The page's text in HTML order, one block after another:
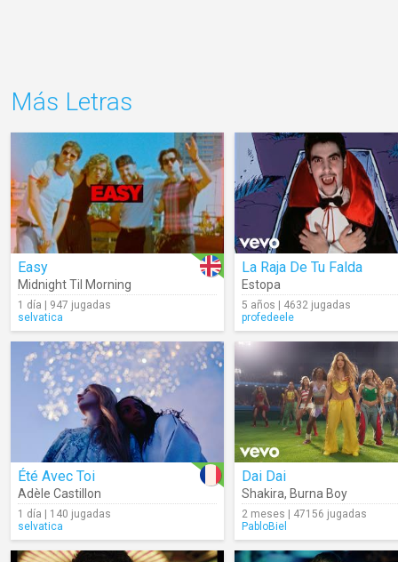
Más Letras
Easy
Midnight Til Morning
1 día | 947 jugadas
selvatica
La Raja De Tu Falda
Estopa
5 años | 4632 jugadas
profedeele
Été Avec Toi
Adèle Castillon
1 día | 140 jugadas
selvatica
Dai Dai
Shakira, Burna Boy
2 meses | 47156 jugadas
PabloBiel